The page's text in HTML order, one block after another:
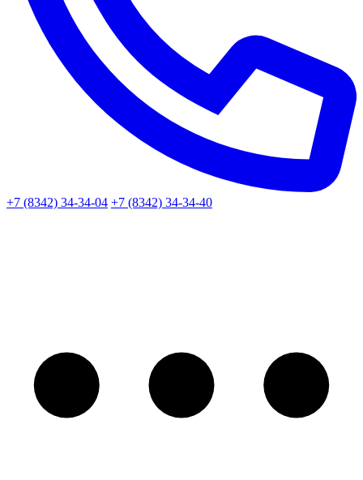
+7 (8342) 34-34-04 +7 (8342) 34-34-40